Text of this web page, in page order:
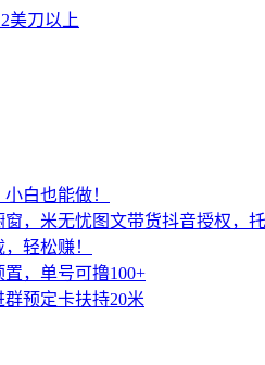
美刀以上
白也能做！
，米无忧图文带货抖音授权，托
轻松赚！
，单号可撸100+
预定卡扶持20米